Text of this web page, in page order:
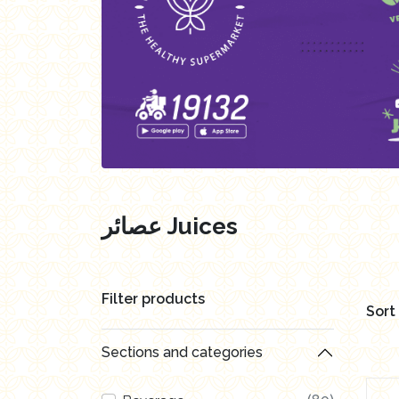
العروض Offers
Butchry
رايس كيك Rice cake
Healthy Cola
عصائر Juices
Filter products
Sections and categories
Sort